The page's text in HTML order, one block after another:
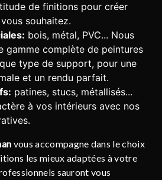
de finitions pour créer
souhaitez.
bois, métal, PVC... Nous
gamme complète de peintures
type de support, pour une
et un rendu parfait.
patines, stucs, métallisés...
à vos intérieurs avec nos
vous accompagne dans le choix
les mieux adaptées à votre
sauront vous